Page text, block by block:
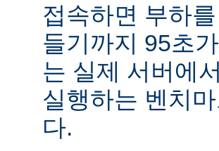
접속하면 부하
들기까지 95초
는 실제 서버에
실행하는 벤치
다.